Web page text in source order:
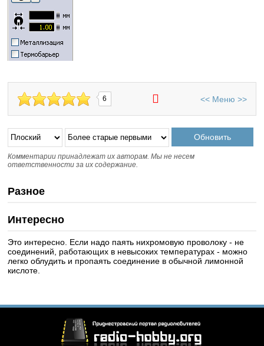
6 << Меню >>
Комментарии принадлежат их авторам. Мы не несем
ответственности за их содержание.
Разное
Интересно
Это интересно. Если надо паять нихромовую проволоку - не
соединений, работающих в невысоких температурах - можно
легко облудить и пропаять соединение в обычной лимонной
кислоте.